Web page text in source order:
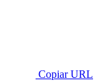
Copiar URL